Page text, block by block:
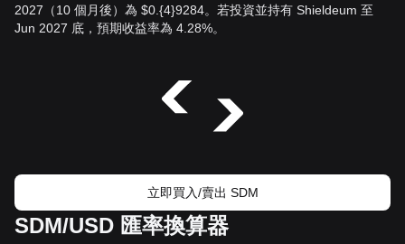
2027（10 個月後）為 $0.{4}9284。若投資並持有 Shieldeum 至
Jun 2027 底，預期收益率為 4.28%。
立即買入/賣出 SDM
SDM/USD 匯率換算器